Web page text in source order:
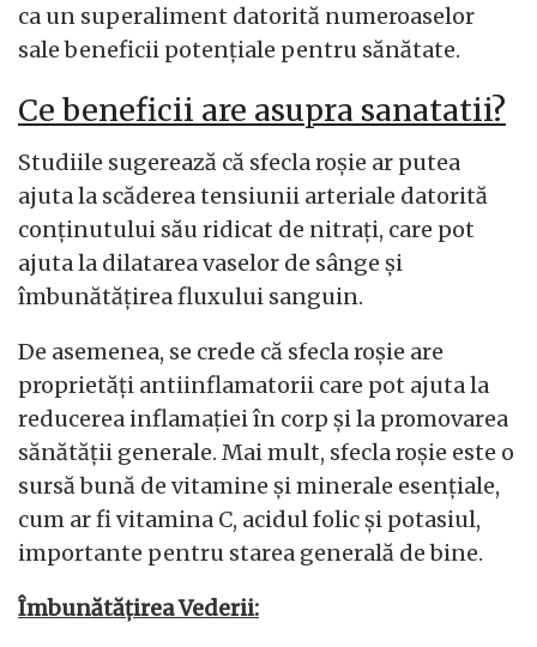
ca un superaliment datorită numeroaselor
sale beneficii potențiale pentru sănătate.
Ce beneficii are asupra sanatatii?
Studiile sugerează că sfecla roșie ar putea
ajuta la scăderea tensiunii arteriale datorită
conținutului său ridicat de nitrați, care pot
ajuta la dilatarea vaselor de sânge și
îmbunătățirea fluxului sanguin.
De asemenea, se crede că sfecla roșie are
proprietăți antiinflamatorii care pot ajuta la
reducerea inflamației în corp și la promovarea
sănătății generale. Mai mult, sfecla roșie este o
sursă bună de vitamine și minerale esențiale,
cum ar fi vitamina C, acidul folic și potasiul,
importante pentru starea generală de bine.
Îmbunătățirea Vederii: